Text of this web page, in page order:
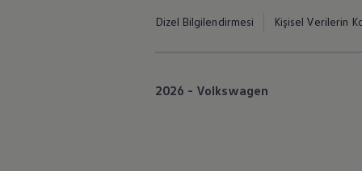
Dizel Bilgilendirmesi Kişisel Verilerin
2026 - Volkswagen